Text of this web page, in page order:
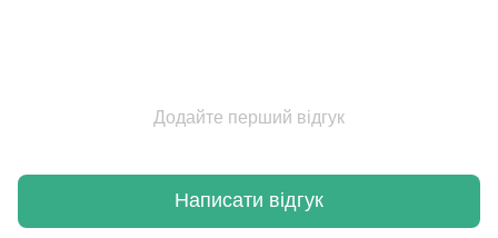
Додайте перший відгук
Написати відгук